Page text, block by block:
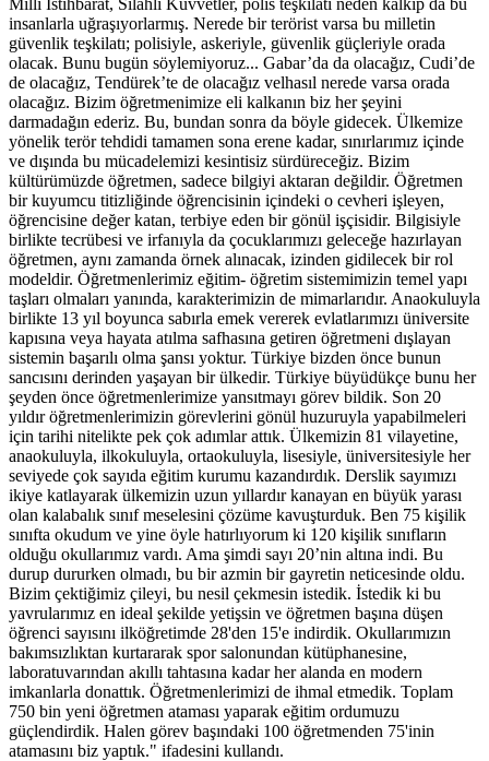
insanlarla uğraşıyorlarmış. Nerede bir terörist varsa bu milletin
güvenlik teşkilatı; polisiyle, askeriyle, güvenlik güçleriyle orada
olacak. Bunu bugün söylemiyoruz... Gabar’da da olacağız, Cudi’de
de olacağız, Tendürek’te de olacağız velhasıl nerede varsa orada
olacağız. Bizim öğretmenimize eli kalkanın biz her şeyini
darmadağın ederiz. Bu, bundan sonra da böyle gidecek. Ülkemize
yönelik terör tehdidi tamamen sona erene kadar, sınırlarımız içinde
ve dışında bu mücadelemizi kesintisiz sürdüreceğiz. Bizim
kültürümüzde öğretmen, sadece bilgiyi aktaran değildir. Öğretmen
bir kuyumcu titizliğinde öğrencisinin içindeki o cevheri işleyen,
öğrencisine değer katan, terbiye eden bir gönül işçisidir. Bilgisiyle
birlikte tecrübesi ve irfanıyla da çocuklarımızı geleceğe hazırlayan
öğretmen, aynı zamanda örnek alınacak, izinden gidilecek bir rol
modeldir. Öğretmenlerimiz eğitim- öğretim sistemimizin temel yapı
taşları olmaları yanında, karakterimizin de mimarlarıdır. Anaokuluyla
birlikte 13 yıl boyunca sabırla emek vererek evlatlarımızı üniversite
kapısına veya hayata atılma safhasına getiren öğretmeni dışlayan
sistemin başarılı olma şansı yoktur. Türkiye bizden önce bunun
sancısını derinden yaşayan bir ülkedir. Türkiye büyüdükçe bunu her
şeyden önce öğretmenlerimize yansıtmayı görev bildik. Son 20
yıldır öğretmenlerimizin görevlerini gönül huzuruyla yapabilmeleri
için tarihi nitelikte pek çok adımlar attık. Ülkemizin 81 vilayetine,
anaokuluyla, ilkokuluyla, ortaokuluyla, lisesiyle, üniversitesiyle her
seviyede çok sayıda eğitim kurumu kazandırdık. Derslik sayımızı
ikiye katlayarak ülkemizin uzun yıllardır kanayan en büyük yarası
olan kalabalık sınıf meselesini çözüme kavuşturduk. Ben 75 kişilik
sınıfta okudum ve yine öyle hatırlıyorum ki 120 kişilik sınıfların
olduğu okullarımız vardı. Ama şimdi sayı 20’nin altına indi. Bu
durup dururken olmadı, bu bir azmin bir gayretin neticesinde oldu.
Bizim çektiğimiz çileyi, bu nesil çekmesin istedik. İstedik ki bu
yavrularımız en ideal şekilde yetişsin ve öğretmen başına düşen
öğrenci sayısını ilköğretimde 28'den 15'e indirdik. Okullarımızın
bakımsızlıktan kurtararak spor salonundan kütüphanesine,
laboratuvarından akıllı tahtasına kadar her alanda en modern
imkanlarla donattık. Öğretmenlerimizi de ihmal etmedik. Toplam
750 bin yeni öğretmen ataması yaparak eğitim ordumuzu
güçlendirdik. Halen görev başındaki 100 öğretmenden 75'inin
atamasını biz yaptık." ifadesini kullandı.